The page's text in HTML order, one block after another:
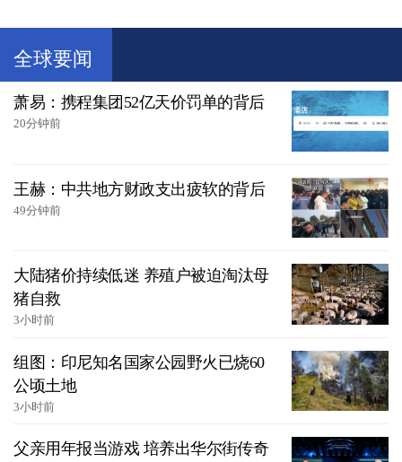
全球要闻
萧易：携程集团52亿天价罚单的背后
20分钟前
王赫：中共地方财政支出疲软的背后
49分钟前
大陆猪价持续低迷 养殖户被迫淘汰母
猪自救
3小时前
组图：印尼知名国家公园野火已烧60
公顷土地
3小时前
父亲用年报当游戏 培养出华尔街传奇